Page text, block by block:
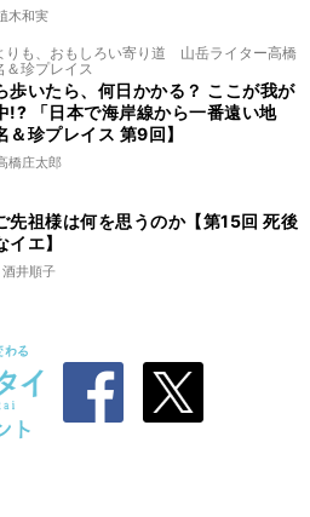
木和実
りも、おもしろい寄り道 山岳ライター高橋
＆珍プレイス
歩いたら、何日かかる？ ここが我が
!? 「日本で海岸線から一番遠い地
＆珍プレイス 第9回】
橋庄太郎
先祖様は何を思うのか【第15回 死後
エ】
酒井順子